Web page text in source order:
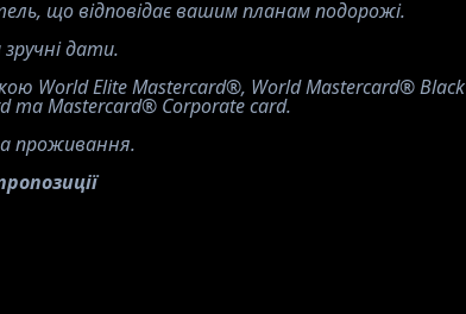
що відповідає вашим планам подорожі.
дати.
World Elite Mastercard®, World Mastercard® Black
та Mastercard® Corporate card.
проживання.